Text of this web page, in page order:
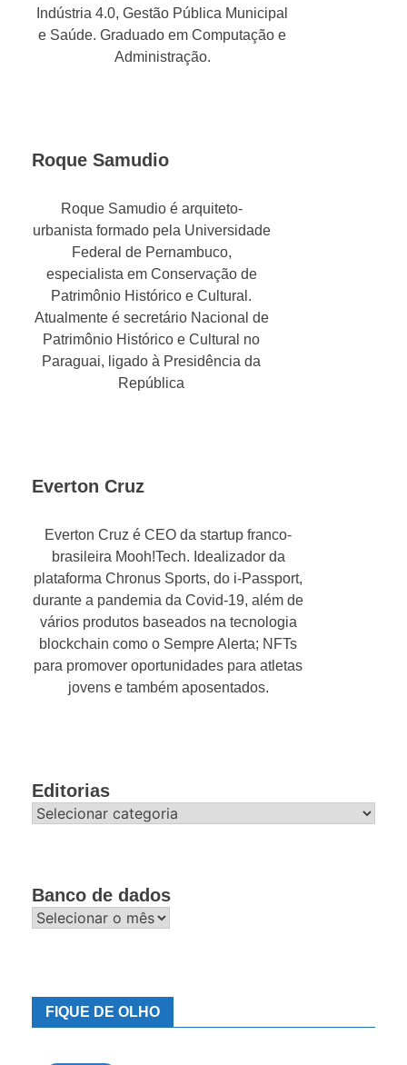
Indústria 4.0, Gestão Pública Municipal
e Saúde. Graduado em Computação e
Administração.
Roque Samudio
Roque Samudio é arquiteto-
urbanista formado pela Universidade
Federal de Pernambuco,
especialista em Conservação de
Patrimônio Histórico e Cultural.
Atualmente é secretário Nacional de
Patrimônio Histórico e Cultural no
Paraguai, ligado à Presidência da
República
Everton Cruz
Everton Cruz é CEO da startup franco-
brasileira Mooh!Tech. Idealizador da
plataforma Chronus Sports, do i-Passport,
durante a pandemia da Covid-19, além de
vários produtos baseados na tecnologia
blockchain como o Sempre Alerta; NFTs
para promover oportunidades para atletas
jovens e também aposentados.
Editorias
Editorias
Banco de dados
Banco
FIQUE DE OLHO